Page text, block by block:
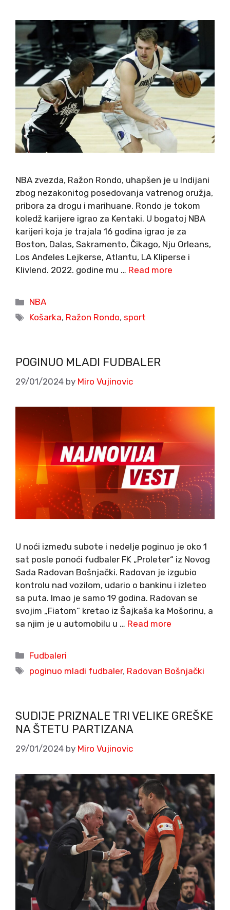
NBA zvezda, Ražon Rondo, uhapšen je u Indijani
zbog nezakonitog posedovanja vatrenog oružja,
pribora za drogu i marihuane. Rondo je tokom
koledž karijere igrao za Kentaki. U bogatoj NBA
karijeri koja je trajala 16 godina igrao je za
Boston, Dalas, Sakramento, Čikago, Nju Orleans,
Los Anđeles Lejkerse, Atlantu, LA Kliperse i
Klivlend. 2022. godine mu … Read more
Categories
NBA
Tags
Košarka, Ražon Rondo, sport
POGINUO MLADI FUDBALER
29/01/2024 by Miro Vujinovic
U noći između subote i nedelje poginuo je oko 1
sat posle ponoći fudbaler FK „Proleter“ iz Novog
Sada Radovan Bošnjački. Radovan je izgubio
kontrolu nad vozilom, udario o bankinu i izleteo
sa puta. Imao je samo 19 godina. Radovan se
svojim „Fiatom“ kretao iz Šajkaša ka Mošorinu, a
sa njim je u automobilu u … Read more
Categories
Fudbaleri
Tags
poginuo mladi fudbaler, Radovan Bošnjački
SUDIJE PRIZNALE TRI VELIKE GREŠKE
NA ŠTETU PARTIZANA
29/01/2024 by Miro Vujinovic